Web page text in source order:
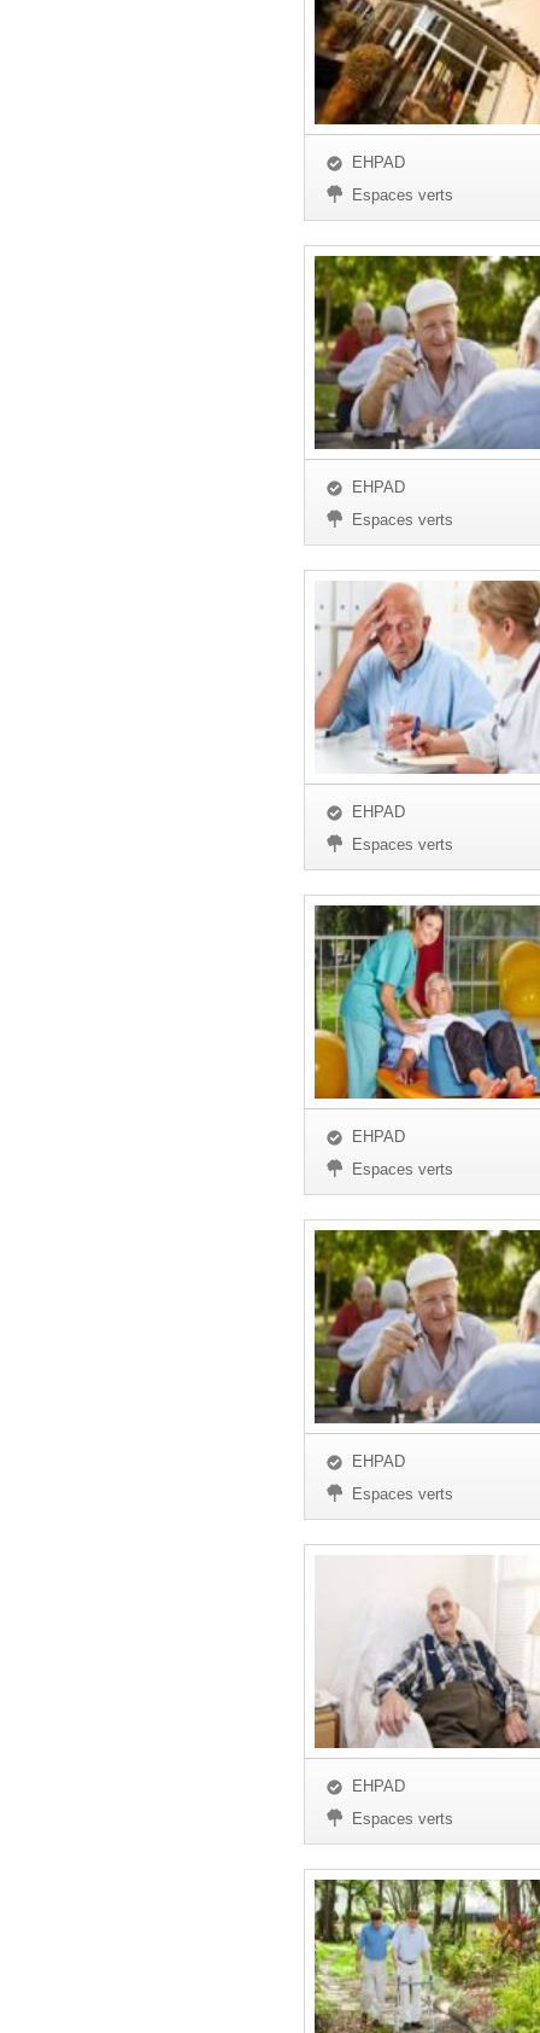
EHPAD
Espaces verts
EHPAD
Espaces verts
EHPAD
Espaces verts
EHPAD
Espaces verts
EHPAD
Espaces verts
EHPAD
Espaces verts